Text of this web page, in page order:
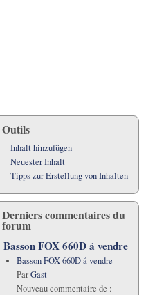
Outils
Inhalt hinzufügen
Neuester Inhalt
Tipps zur Erstellung von Inhalten
Derniers commentaires du
forum
Basson FOX 660D á vendre
Basson FOX 660D á vendre
ParGast
Nouveau commentaire de :